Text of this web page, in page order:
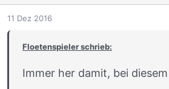
n
11 Dez 2016
Floetenspieler schrieb:
Immer her damit, bei